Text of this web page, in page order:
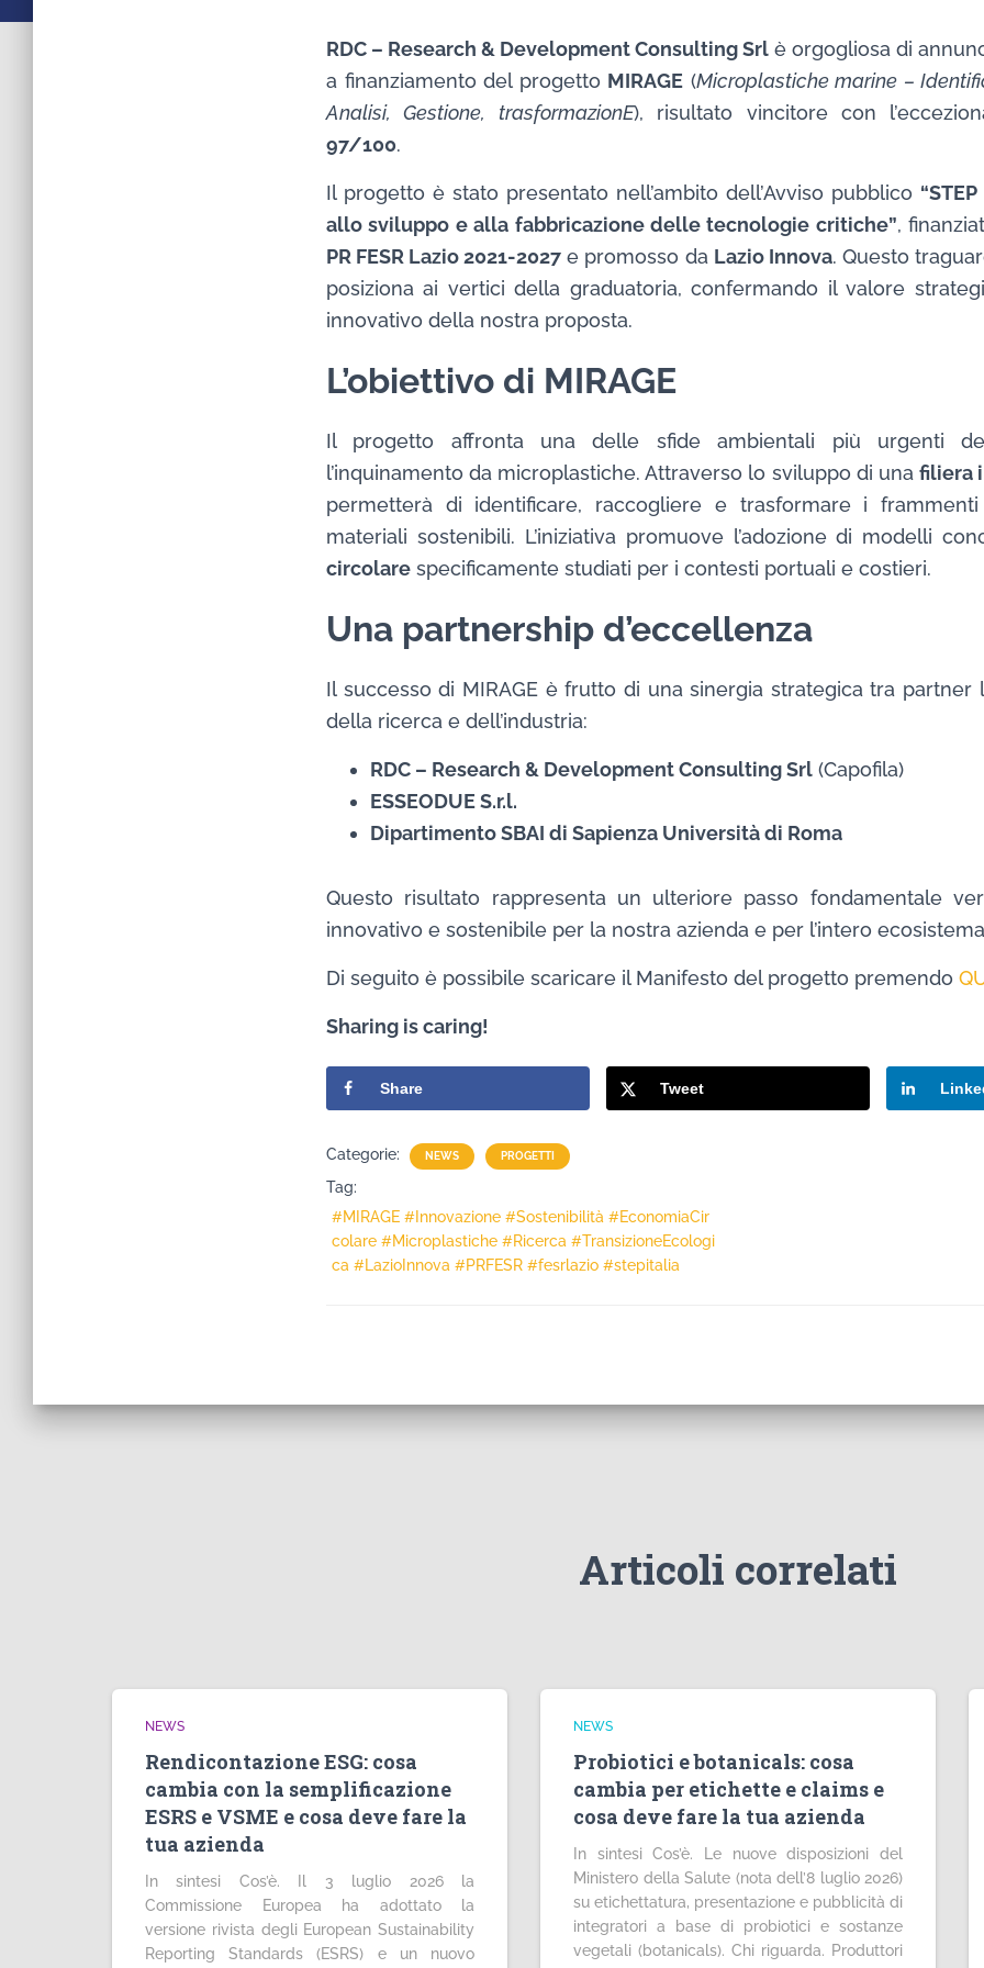
RDC – Research & Development Consulting Srl è orgogliosa di
a finanziamento del progetto MIRAGE (Microplastiche marine –
Analisi, Gestione, trasformazionE), risultato vincitore con
97/100.
Il progetto è stato presentato nell’ambito dell’Avviso pubblico
allo sviluppo e alla fabbricazione delle tecnologie critiche”,
PR FESR Lazio 2021-2027 e promosso da Lazio Innova. Questo
posiziona ai vertici della graduatoria, confermando il valore
innovativo della nostra proposta.
L’obiettivo di MIRAGE
Il progetto affronta una delle sfide ambientali più urgenti
l’inquinamento da microplastiche. Attraverso lo sviluppo di una filiera
permetterà di identificare, raccogliere e trasformare i
materiali sostenibili. L’iniziativa promuove l’adozione di modelli
circolare specificamente studiati per i contesti portuali e costieri.
Una partnership d’eccellenza
Il successo di MIRAGE è frutto di una sinergia strategica tra partner
della ricerca e dell’industria:
RDC – Research & Development Consulting Srl (Capofila)
ESSEODUE S.r.l.
Dipartimento SBAI di Sapienza Università di Roma
Questo risultato rappresenta un ulteriore passo fondamentale
innovativo e sostenibile per la nostra azienda e per l’intero
Di seguito è possibile scaricare il Manifesto del progetto premendo
Sharing is caring!
Share Tweet
Categorie: NEWS PROGETTI
Tag:
#MIRAGE #Innovazione #Sostenibilità #EconomiaCir
colare #Microplastiche #Ricerca #TransizioneEcologi
ca #LazioInnova #PRFESR #fesrlazio #stepitalia
Articoli correlati
NEWS
Rendicontazione ESG: cosa
cambia con la semplificazione
ESRS e VSME e cosa deve fare la
tua azienda
In sintesi Cos’è. Il 3 luglio 2026 la
Commissione Europea ha adottato la
versione rivista degli European Sustainability
Reporting Standards (ESRS) e un nuovo
NEWS
Probiotici e botanicals: cosa
cambia per etichette e claims e
cosa deve fare la tua azienda
In sintesi Cos’è. Le nuove disposizioni del
Ministero della Salute (nota dell’8 luglio 2026)
su etichettatura, presentazione e pubblicità di
integratori a base di probiotici e sostanze
vegetali (botanicals). Chi riguarda. Produttori